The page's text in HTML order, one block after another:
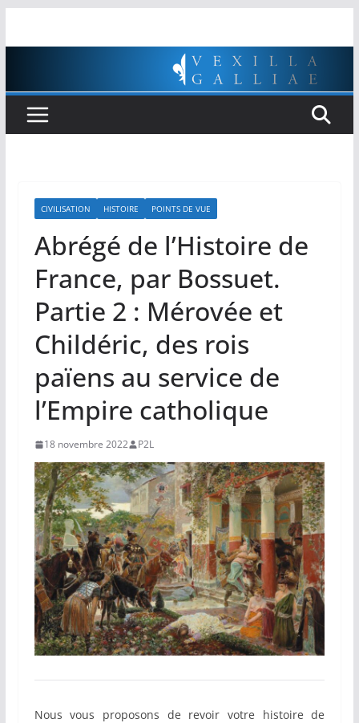
CIVILISATION HISTOIRE POINTS DE VUE
Abrégé de l’Histoire de
France, par Bossuet.
Partie 2 : Mérovée et
Childéric, des rois
païens au service de
l’Empire catholique
18 novembre 2022 P2L
Nous vous proposons de revoir votre histoire de